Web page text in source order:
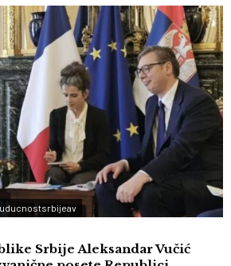
Srbije Aleksandar Vučić